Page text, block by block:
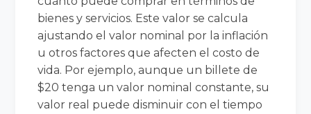
bienes y servicios. Este valor se calcula
ajustando el valor nominal por la inflación
u otros factores que afecten el costo de
vida. Por ejemplo, aunque un billete de
$20 tenga un valor nominal constante, su
valor real puede disminuir con el tiempo